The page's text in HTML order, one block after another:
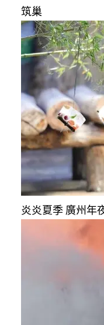
筑巢
炎炎夏季 廣州年